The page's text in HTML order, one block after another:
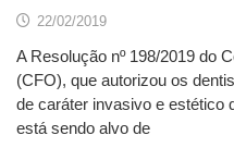
22/02/2019
A Resolução nº 198/2019 do
(CFO), que autorizou os
de caráter invasivo e estético
está sendo alvo de